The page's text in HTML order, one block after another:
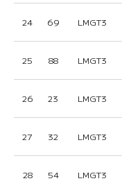
24 69 LMGT3
25 88 LMGT3
26 23 LMGT3
27 32 LMGT3
28 54 LMGT3